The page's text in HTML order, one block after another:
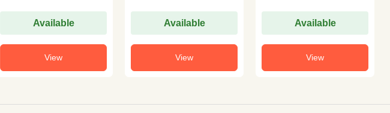
Available
View
Available
View
Available
View